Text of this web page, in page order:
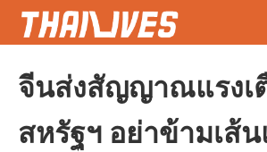
จีนส่งสัญญาณแรงเ
สหรัฐฯ อย่าข้ามเส้